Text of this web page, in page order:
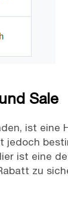
Sale
ist eine
jedoch
ist eine
zu